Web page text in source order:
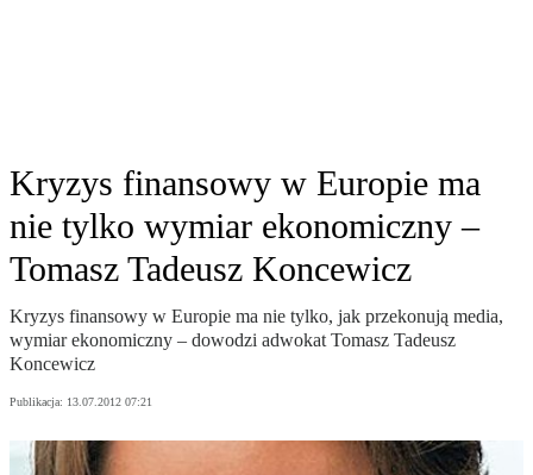
Kryzys finansowy w Europie ma
nie tylko wymiar ekonomiczny –
Tomasz Tadeusz Koncewicz
Kryzys finansowy w Europie ma nie tylko, jak przekonują media,
wymiar ekonomiczny – dowodzi adwokat Tomasz Tadeusz
Koncewicz
Publikacja: 13.07.2012 07:21